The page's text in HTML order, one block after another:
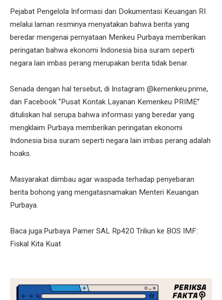
Pejabat Pengelola Informasi dan Dokumentasi Keuangan RI
melalui laman resminya menyatakan bahwa berita yang
beredar mengenai pernyataan Menkeu Purbaya memberikan
peringatan bahwa ekonomi Indonesia bisa suram seperti
negara lain imbas perang merupakan berita tidak benar.
Senada dengan hal tersebut, di Instagram @kemenkeu.prime,
dan Facebook “Pusat Kontak Layanan Kemenkeu PRIME”
dituliskan hal serupa bahwa informasi yang beredar yang
mengklaim Purbaya memberikan peringatan ekonomi
Indonesia bisa suram seperti negara lain imbas perang adalah
hoaks.
Masyarakat diimbau agar waspada terhadap penyebaran
berita bohong yang mengatasnamakan Menteri Keuangan
Purbaya.
Baca juga:Purbaya Pamer SAL Rp420 Triliun ke BOS IMF:
Fiskal Kita Kuat